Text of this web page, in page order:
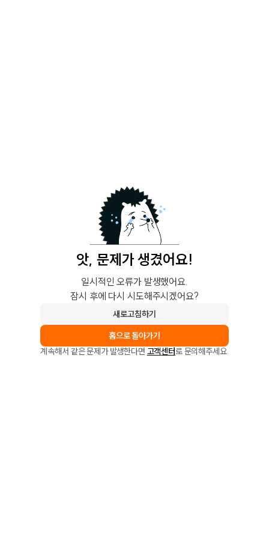
앗, 문제가 생겼어요!
일시적인 오류가 발생했어요.
잠시 후에 다시 시도해주시겠어요?
새로고침하기
홈으로 돌아가기
계속해서 같은 문제가 발생한다면 고객센터로 문의해주세요.